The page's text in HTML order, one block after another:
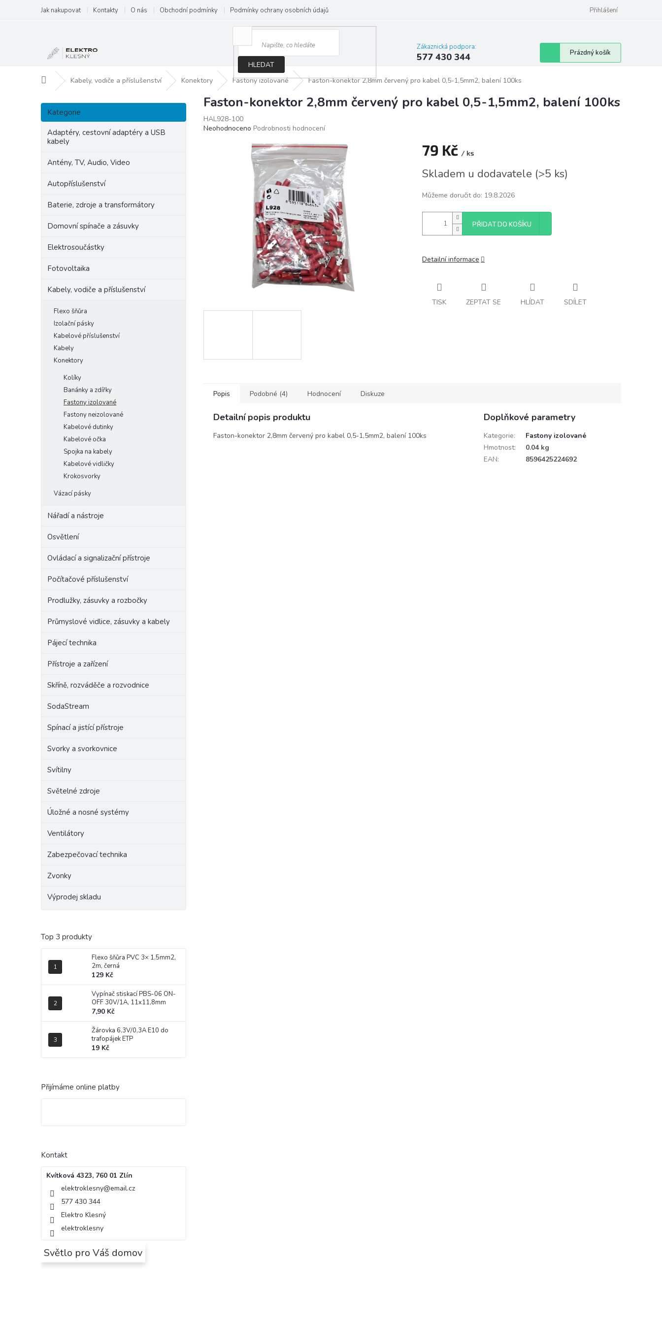
obsah
Jak nakupovat Kontakty O nás Obchodní podmínky Podmínky ochrany osobních údajů Přihlášení
HLEDAT
Zákaznická podpora:
577 430 344
Nákupní
košík
Prázdný košík
Domů Kabely, vodiče a příslušenství Konektory Fastony izolované Faston-konektor 2,8mm červený pro kabel 0,5-1,5mm2, balení 100ks
P
s
Přeskočit
kategorie
Kategorie
Adaptéry, cestovní adaptéry a USB
kabely
Antény, TV, Audio, Video
Autopříslušenství
Baterie, zdroje a transformátory
Domovní spínače a zásuvky
Elektrosoučástky
Fotovoltaika
Kabely, vodiče a příslušenství
Flexo šňůra
Izolační pásky
Kabelové příslušenství
Kabely
Konektory
Kolíky
Banánky a zdířky
Fastony izolované
Fastony neizolované
Kabelové dutinky
Kabelové očka
Spojka na kabely
Kabelové vidličky
Krokosvorky
Vázací pásky
Nářadí a nástroje
Osvětlení
Ovládací a signalizační přístroje
Počítačové příslušenství
Prodlužky, zásuvky a rozbočky
Průmyslové vidlice, zásuvky a kabely
Pájecí technika
Přístroje a zařízení
Skříně, rozváděče a rozvodnice
SodaStream
Spínací a jistící přístroje
Svorky a svorkovnice
Svítilny
Světelné zdroje
Úložné a nosné systémy
Ventilátory
Zabezpečovací technika
Zvonky
Výprodej skladu
Top 3 produkty
Flexo šňůra PVC 3× 1,5mm2,
2m, černá
129 Kč
Vypínač stiskací PBS-06 ON-
OFF 30V/1A, 11x11,8mm
7,90 Kč
Žárovka 6,3V/0,3A E10 do
trafopájek ETP
19 Kč
Přijímáme online platby
Kontakt
Kvítková 4323, 760 01 Zlín
elektroklesny@email.cz
577 430 344
Elektro Klesný
elektroklesny
Světlo pro Váš domov
Faston-konektor 2,8mm červený pro kabel 0,5-1,5mm2, balení 100ks
HAL928-100
Průměrné
Neohodnoceno Podrobnosti hodnocení
79 Kč / ks
cena:
Skladem u dodavatele (>5 ks)
Můžeme doručit do: 19.8.2026
PŘIDAT DO KOŠÍKU
Detailní informace
TISK ZEPTAT SE HLÍDAT SDÍLET
Popis Podobné (4) Hodnocení Diskuze
Detailní popis produktu
Faston-konektor 2,8mm červený pro kabel 0,5-1,5mm2, balení 100ks
Doplňkové parametry
Kategorie:
Fastony izolované
Hmotnost:
0.04 kg
EAN: 8596425224692